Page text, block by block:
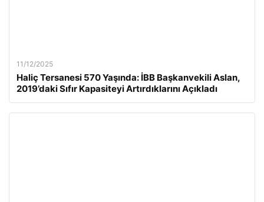
11/12/2025
Haliç Tersanesi 570 Yaşında: İBB Başkanvekili Aslan,
2019’daki Sıfır Kapasiteyi Artırdıklarını Açıkladı